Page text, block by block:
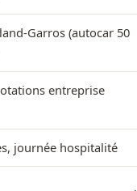
Garros (autocar 50
entreprise
journée hospitalité